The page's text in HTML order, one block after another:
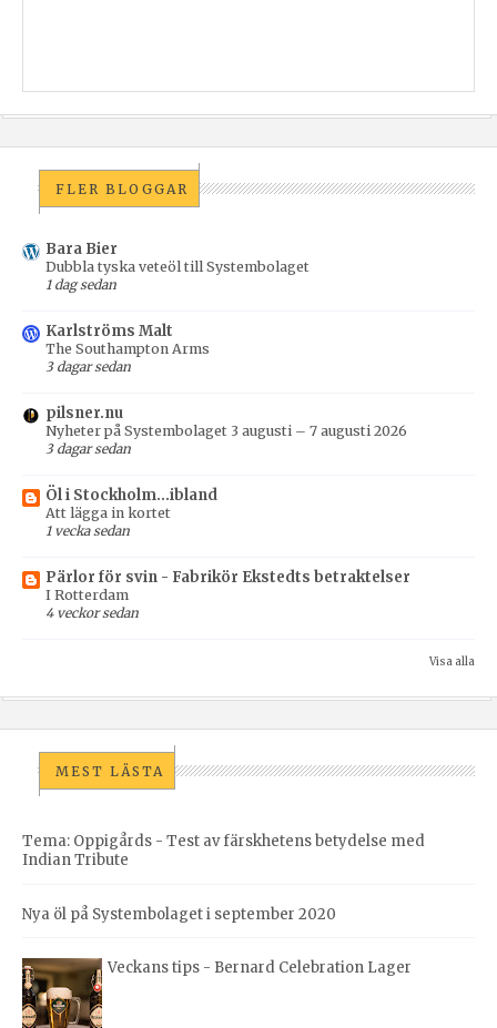
FLER BLOGGAR
Bara Bier
Dubbla tyska veteöl till Systembolaget
1 dag sedan
Karlströms Malt
The Southampton Arms
3 dagar sedan
pilsner.nu
Nyheter på Systembolaget 3 augusti – 7 augusti 2026
3 dagar sedan
Öl i Stockholm...ibland
Att lägga in kortet
1 vecka sedan
Pärlor för svin - Fabrikör Ekstedts betraktelser
I Rotterdam
4 veckor sedan
Visa alla
MEST LÄSTA
Tema: Oppigårds - Test av färskhetens betydelse med
Indian Tribute
Nya öl på Systembolaget i september 2020
Veckans tips - Bernard Celebration Lager